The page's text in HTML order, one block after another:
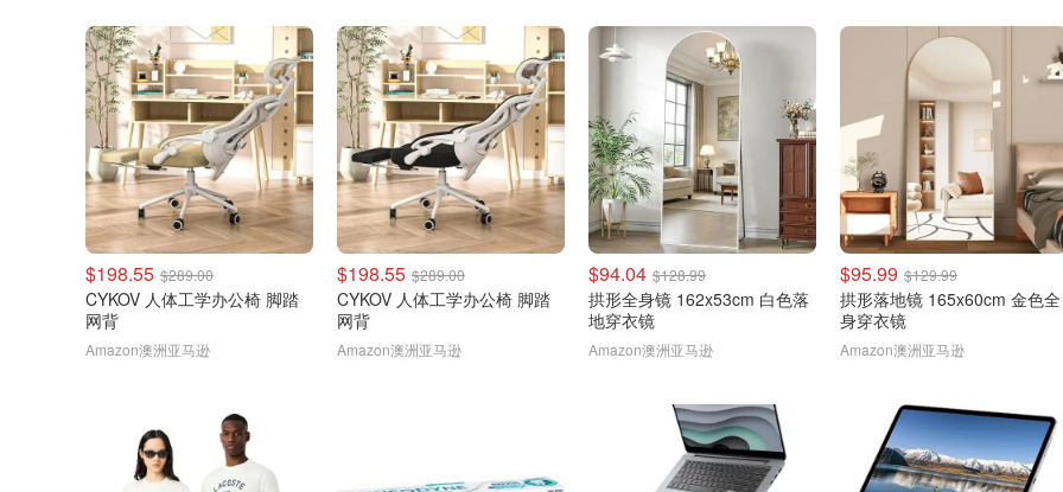
$198.55 $289.00
CYKOV 人体工学办公椅 脚踏
网背
Amazon澳洲亚马逊
$198.55 $289.00
CYKOV 人体工学办公椅 脚踏
网背
Amazon澳洲亚马逊
$94.04 $128.99
拱形全身镜 162x53cm 白色落
地穿衣镜
Amazon澳洲亚马逊
$95.99 $129.99
拱形落地镜 165x60cm 金色全
身穿衣镜
Amazon澳洲亚马逊